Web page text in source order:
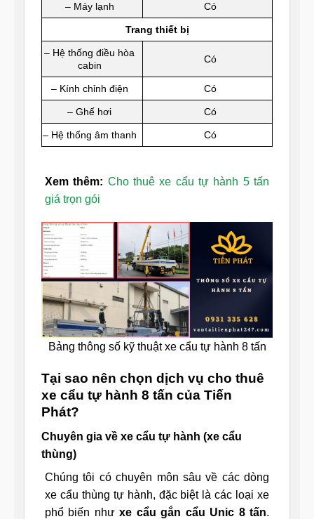
– Máy lạnh Có
Trang thiết bị
– Hệ thống điều hòa
cabin
Có
– Kính chỉnh điện Có
– Ghế hơi Có
– Hệ thống âm thanh Có
Xem thêm: Cho thuê xe cẩu tự hành 5 tấn
giá trọn gói
Bảng thông số kỹ thuật xe cẩu tự hành 8 tấn
Tại sao nên chọn dịch vụ cho thuê
xe cẩu tự hành 8 tấn của Tiến
Phát?
Chuyên gia về xe cẩu tự hành (xe cẩu
thùng)
Chúng tôi có chuyên môn sâu về các dòng
xe cẩu thùng tự hành, đặc biệt là các loại xe
phổ biến nhưxe cẩu gắn cẩu Unic 8 tấn.